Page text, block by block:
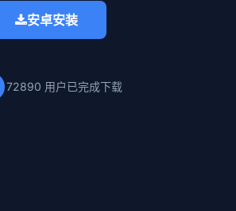
安卓安装
72890 用户已完成下载